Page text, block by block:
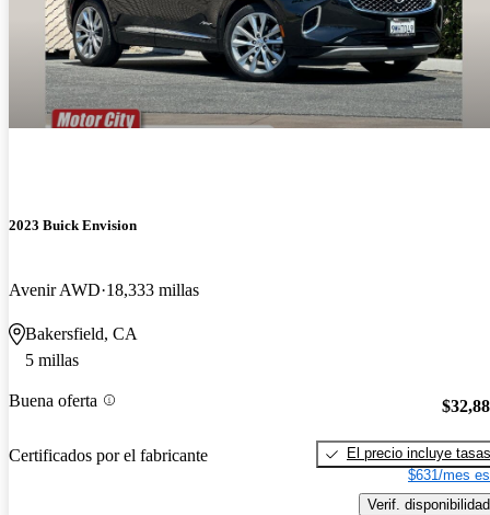
2023 Buick Envision
Avenir AWD 18,333 millas
Bakersfield, CA
5 millas
Buena oferta
Certificados por el fabricante
El precio incluye tasas
$631/mes
Verif. disponibilidad